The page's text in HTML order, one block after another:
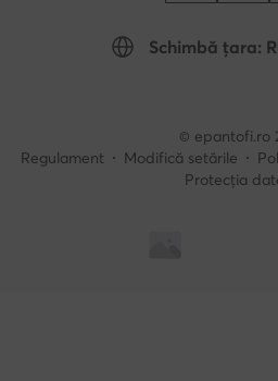
Schimbă țara:
© epantofi.ro
Regulament
Modifică setările
Protecția